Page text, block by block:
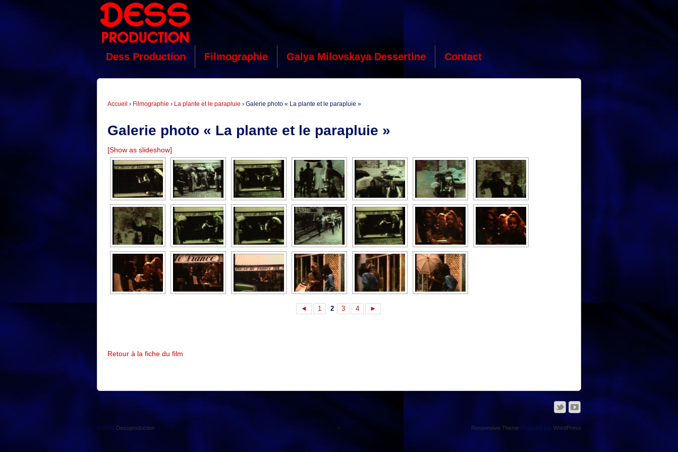
Dess Production Filmographie Galya Milovskaya Dessertine Contact
Accueil › Filmographie › La plante et le parapluie › Galerie photo « La plante et le parapluie »
Galerie photo « La plante et le parapluie »
[Show as slideshow]
◄ 1 2 3 4 ►
Retour à la fiche du film
© 2026 Dessproduction ↑ Responsive Theme Propulsé par WordPress